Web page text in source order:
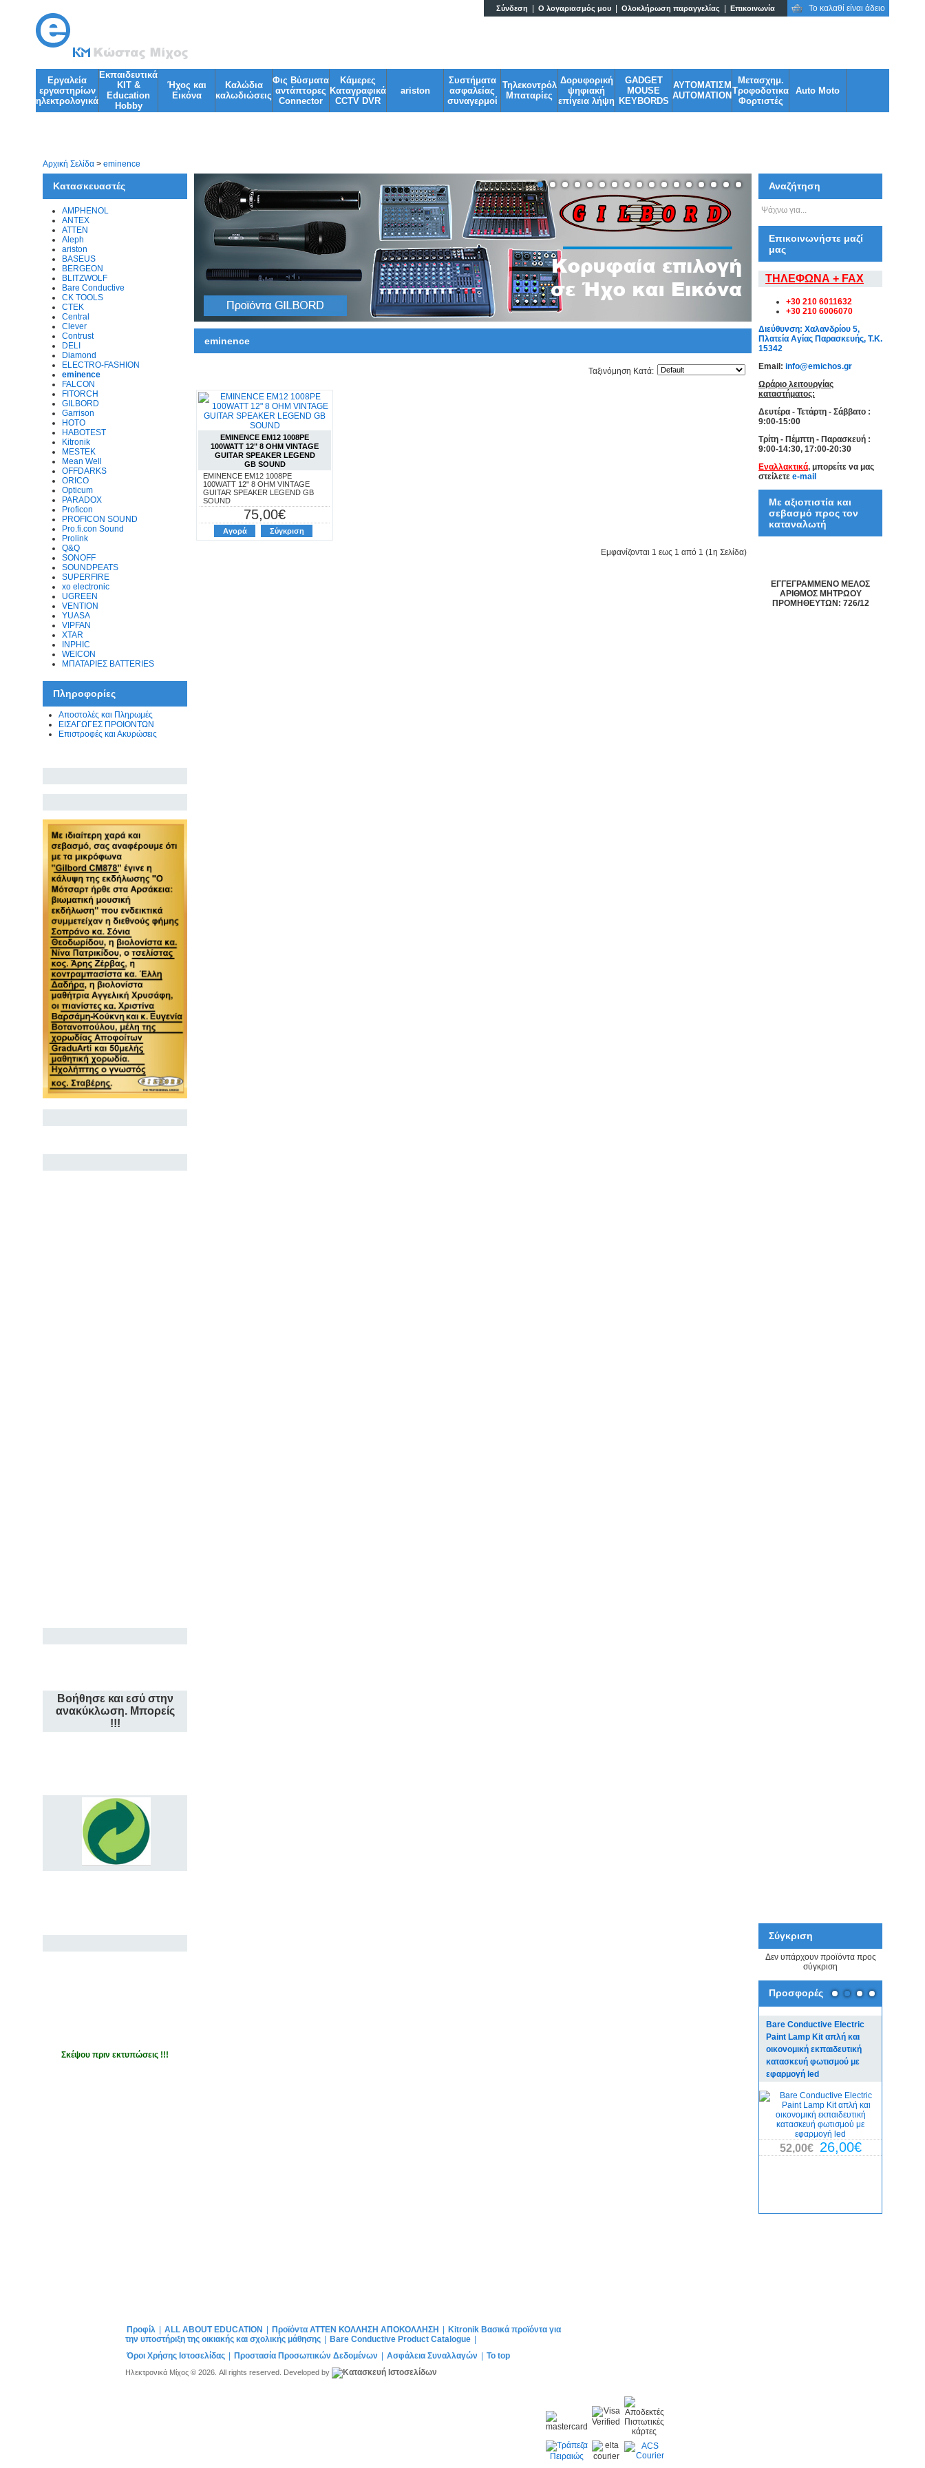
Το καλαθί είναι άδειο
Σύνδεση Ο λογαριασμός μου Ολοκλήρωση παραγγελίας Επικοινωνία
Εργαλεία
εργαστηρίων
ηλεκτρολογικά
Εκπαιδευτικά
KIT &
Education
Ηobby
Ήχος και
Εικόνα
Kαλώδια
καλωδιώσεις
Φις Βύσματα
αντάπτορες
Connector
Κάμερες
Καταγραφικά
CCTV DVR
ariston
Συστήματα
ασφαλείας
συναγερμοί
Τηλεκοντρόλ
Μπαταρίες
Δορυφορική
ψηφιακή
επίγεια λήψη
GADGET
MOUSE
KEYBORDS
ΑΥΤΟΜΑΤΙΣΜ
AUTOMATION
Μετασχημ.
Τροφοδοτικα
Φορτιστές
Auto Moto
Αρχική Σελίδα > eminence
eminence
Ταξινόμηση Κατά:
EMINENCE EM12 1008PE
100WATT 12" 8 OHM VINTAGE
GUITAR SPEAKER LEGEND
GB SOUND
EMINENCE EM12 1008PE
100WATT 12" 8 OHM VINTAGE
GUITAR SPEAKER LEGEND GB
SOUND
75,00€
Αγορά Σύγκριση
Εμφανίζονται 1 εως 1 από 1 (1η Σελίδα)
Κατασκευαστές
AMPHENOL
ANTEX
ATTEN
Aleph
ariston
BASEUS
BERGEON
BLITZWOLF
Bare Conductive
CK TOOLS
CTEK
Central
Clever
Contrust
DELI
Diamond
ELECTRO-FASHION
eminence
FALCON
FITORCH
GILBORD
Garrison
HOTO
HABOTEST
Kitronik
MESTEK
Mean Well
OFFDARKS
ORICO
Opticum
PARADOX
Proficon
PROFICON SOUND
Pro.fi.con Sound
Prolink
Q&Q
SONOFF
SOUNDPEATS
SUPERFIRE
xo electronic
UGREEN
VENTION
YUASA
VIPFAN
XTAR
INPHIC
WEICON
ΜΠΑΤΑΡΙΕΣ BATTERIES
Πληροφορίες
Αποστολές και Πληρωμές
ΕΙΣΑΓΩΓΕΣ ΠΡΟΙΟΝΤΩΝ
Επιστροφές και Ακυρώσεις
Βοήθησε και εσύ στην
ανακύκλωση. Μπορείς
!!!
Σκέψου πριν εκτυπώσεις !!!
Αναζήτηση
Επικοινωνήστε μαζί
μας
ΤΗΛΕΦΩΝΑ + FAX
+30 210 6011632
+30 210 6006070
Διεύθυνση: Χαλανδρίου 5,
Πλατεία Αγίας Παρασκευής, Τ.Κ.
15342
Email: info@emichos.gr
Ωράριο λειτουργίας
καταστήματος:
Δευτέρα - Τετάρτη - Σάββατο :
9:00-15:00
Τρίτη - Πέμπτη - Παρασκευή :
9:00-14:30, 17:00-20:30
Εναλλακτικά, μπορείτε να μας
στείλετε e-mail
Με αξιοπιστία και
σεβασμό προς τον
καταναλωτή
ΕΓΓΕΓΡΑΜΜΕΝΟ ΜΕΛΟΣ
ΑΡΙΘΜΟΣ ΜΗΤΡΩΟΥ
ΠΡΟΜΗΘΕΥΤΩΝ: 726/12
Σύγκριση
Δεν υπάρχουν προϊόντα προς
σύγκριση
Προσφορές
Bare Conductive Electric
Paint Lamp Kit απλή και
οικονομική εκπαιδευτική
κατασκευή φωτισμού με
εφαρμογή led
52,00€ 26,00€
Προφίλ ALL ABOUT EDUCATION Προϊόντα ATTEN ΚΟΛΛΗΣΗ ΑΠΟΚΟΛΛΗΣΗ
Kitronik Βασικά προϊόντα για
την υποστήριξη της οικιακής και σχολικής μάθησης
Bare Conductive Product Catalogue
Όροι Χρήσης Ιστοσελίδας
Προστασία Προσωπικών Δεδομένων Ασφάλεια Συναλλαγών To top
Ηλεκτρονικά Μίχος © 2026. All rights reserved. Developed by